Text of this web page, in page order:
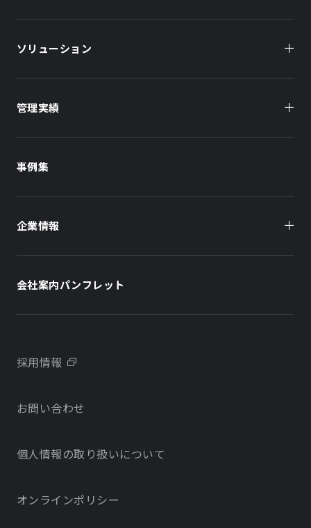
ソリューション
オーナー様向け
オフィスビル
住まい（社宅・賃貸住宅）
学校・教育施設
不動産開発をご検討の方へ
物件をお探しの方向け
オフィス・店舗をお探しの方へ
管理実績
住まい（賃貸住宅）
事例集
企業情報
会社案内パンフレット
採用情報
お問い合わせ
個人情報の取り扱いについて
オンラインポリシー